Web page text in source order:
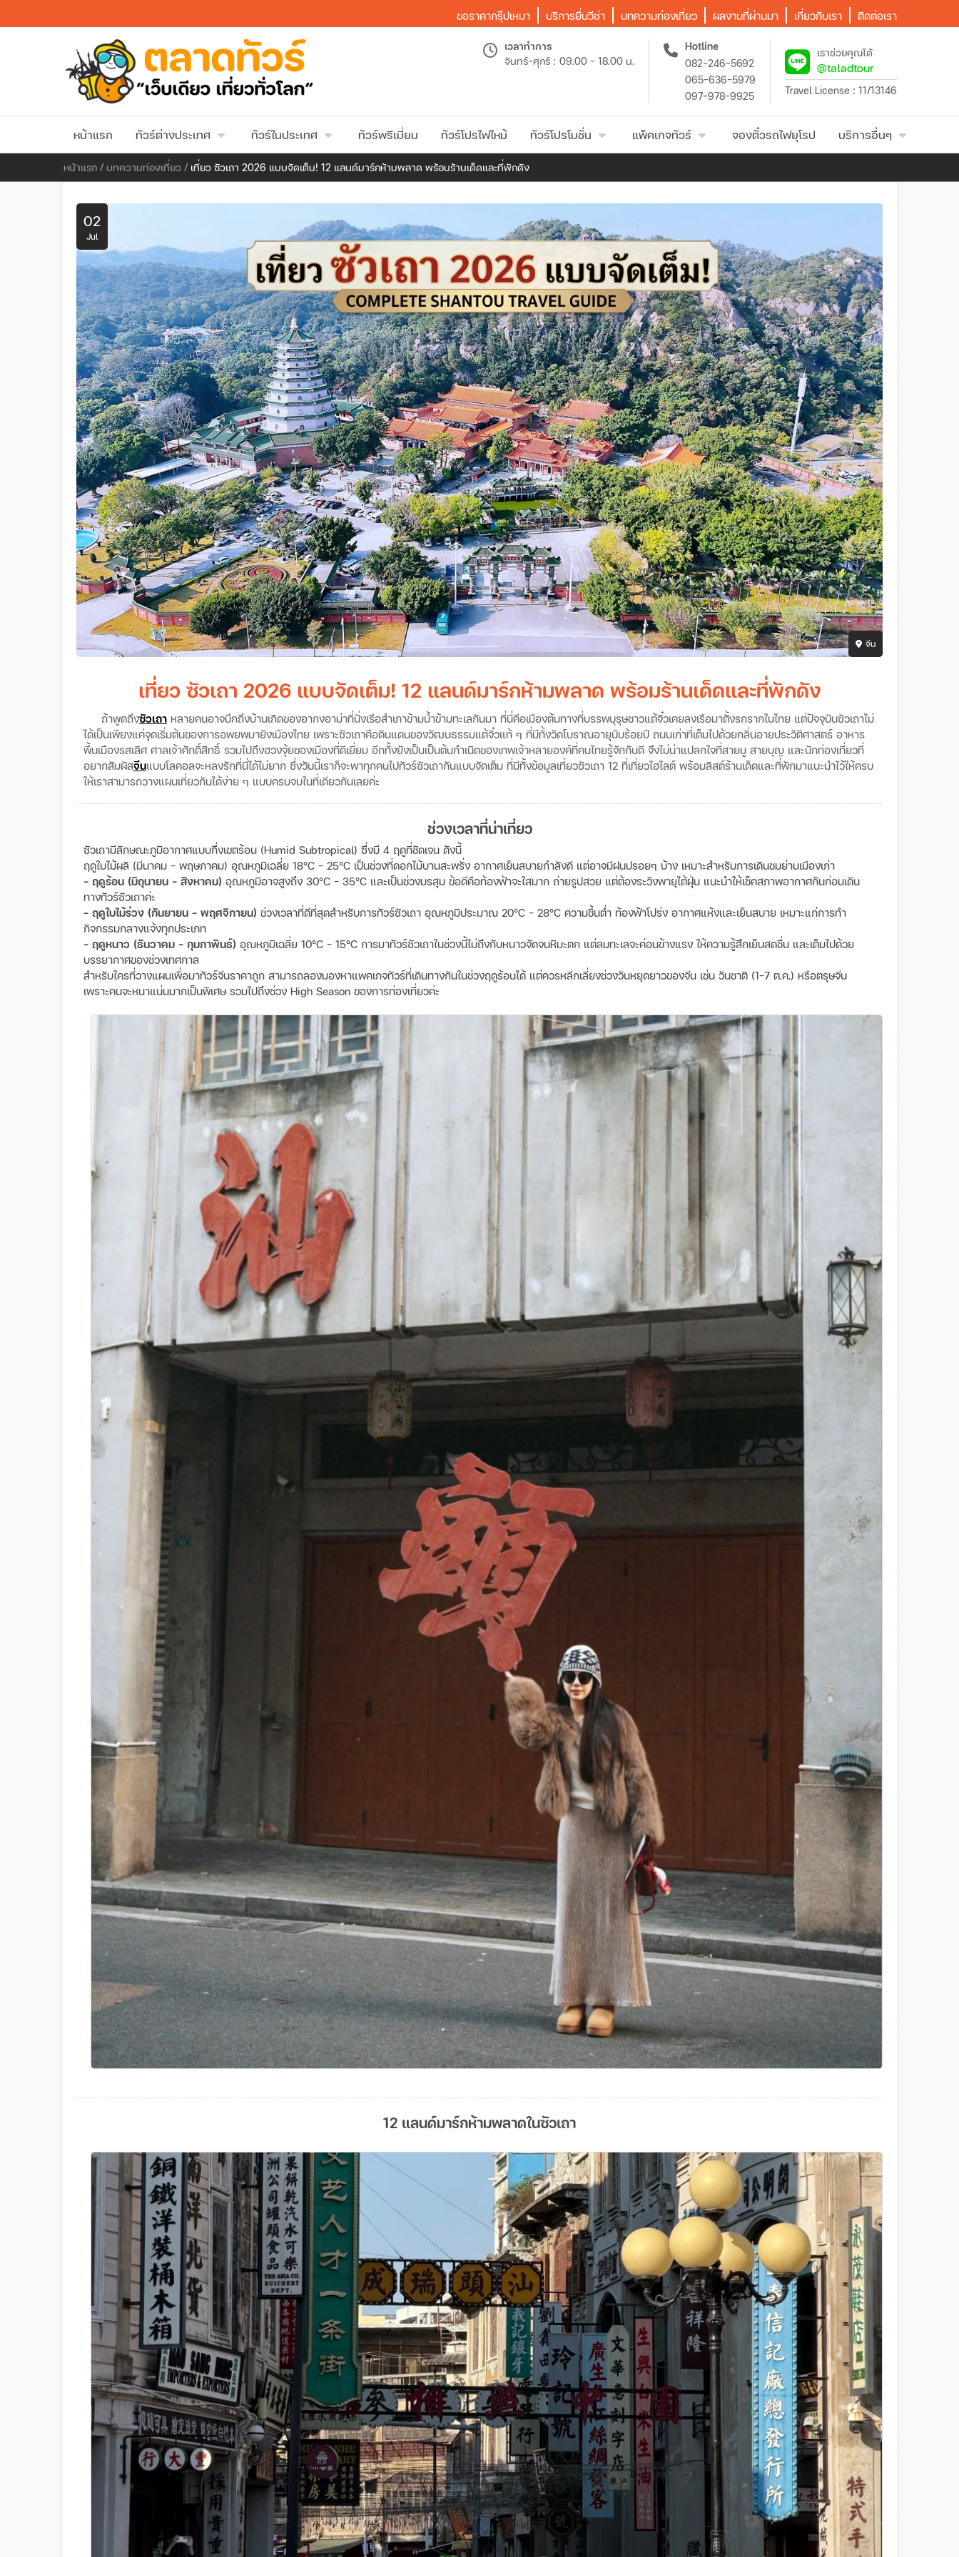
ขอราคากรุ๊ปเหมา บริการยื่นวีซ่า บทความท่องเที่ยว ผลงานที่ผ่านมา เกี่ยวกับเรา ติดต่อเรา
เวลาทำการ
จันทร์-ศุกร์ : 09.00 - 18.00 น.
Hotline
082-246-5692
065-636-5979
097-978-9925
เราช่วยคุณได้
@taladtour
Travel License : 11/13146
หน้าแรก ทัวร์ต่างประเทศ ทัวร์ในประเทศ ทัวร์พรีเมี่ยม ทัวร์โปรไฟไหม้ ทัวร์โปรโมชั่น แพ็คเกจทัวร์ จองตั๋วรถไฟยุโรป บริการอื่นๆ
หน้าแรก / บทความท่องเที่ยว / เที่ยว ซัวเถา 2026 แบบจัดเต็ม! 12 แลนด์มาร์กห้ามพลาด พร้อมร้านเด็ดและที่พักดัง
02
Jul
จีน
เที่ยว ซัวเถา 2026 แบบจัดเต็ม! 12 แลนด์มาร์กห้ามพลาด พร้อมร้านเด็ดและที่พักดัง
ถ้าพูดถึงซัวเถา หลายคนอาจนึกถึงบ้านเกิดของอากงอาม่าที่นั่งเรือสำเภาข้ามน้ำข้ามทะเลกันมา ที่นี่คือเมืองต้นทางที่บรรพบุรุษชาวแต้จิ๋วเคยลงเรือมาตั้งรกรากในไทย แต่ปัจจุบันซัวเถาไม่
ได้เป็นเพียงแค่จุดเริ่มต้นของการอพยพมายังเมืองไทย เพราะซัวเถาคือดินแดนของวัฒนธรรมแต้จิ๋วแท้ ๆ ที่มีทั้งวัดโบราณอายุนับร้อยปี ถนนเก่าที่เต็มไปด้วยกลิ่นอายประวัติศาสตร์ อาหาร
พื้นเมืองรสเลิศ ศาลเจ้าศักดิ์สิทธิ์ รวมไปถึงฮวงจุ้ยของเมืองที่ดีเยี่ยม อีกทั้งยังเป็นเป็นต้นกำเนิดของเทพเจ้าหลายองค์ที่คนไทยรู้จักกันดี จึงไม่น่าแปลกใจที่สายมู สายบุญ และนักท่องเที่ยวที่
อยากสัมผัสจีนแบบโลคอลจะหลงรักที่นี่ได้ไม่ยาก ซึ่งวันนี้เราก็จะพาทุกคนไปทัวร์ซัวเถากันแบบจัดเต็ม ที่มีทั้งข้อมูลเที่ยวซัวเถา 12 ที่เที่ยวไฮไลต์ พร้อมลิสต์ร้านเด็ดและที่พักมาแนะนำไว้ให้ครบ
ให้เราสามารถวางแผนเที่ยวกันได้ง่าย ๆ แบบครบจบในที่เดียวกันเลยค่ะ
ช่วงเวลาที่น่าเที่ยว
ซัวเถามีลักษณะภูมิอากาศแบบกึ่งเขตร้อน (Humid Subtropical) ซึ่งมี 4 ฤดูที่ชัดเจน ดังนี้
ฤดูใบไม้ผลิ (มีนาคม - พฤษภาคม) อุณหภูมิเฉลี่ย 18°C - 25°C เป็นช่วงที่ดอกไม้บานสะพรั่ง อากาศเย็นสบายกำลังดี แต่อาจมีฝนปรอยๆ บ้าง เหมาะสำหรับการเดินชมย่านเมืองเก่า
- ฤดูร้อน (มิถุนายน - สิงหาคม) อุณหภูมิอาจสูงถึง 30°C - 35°C และเป็นช่วงมรสุม ข้อดีคือท้องฟ้าจะใสมาก ถ่ายรูปสวย แต่ต้องระวังพายุไต้ฝุ่น แนะนำให้เช็คสภาพอากาศกันก่อนเดิน
ทางทัวร์ซัวเถาค่ะ
- ฤดูใบไม้ร่วง (กันยายน - พฤศจิกายน) ช่วงเวลาที่ดีที่สุดสำหรับการทัวร์ซัวเถา อุณหภูมิประมาณ 20°C - 28°C ความชื้นต่ำ ท้องฟ้าโปร่ง อากาศแห้งและเย็นสบาย เหมาะแก่การทำ
กิจกรรมกลางแจ้งทุกประเภท
- ฤดูหนาว (ธันวาคม - กุมภาพันธ์) อุณหภูมิเฉลี่ย 10°C - 15°C การมาทัวร์ซัวเถาในช่วงนี้ไม่ถึงกับหนาวจัดจนหิมะตก แต่ลมทะเลจะค่อนข้างแรง ให้ความรู้สึกเย็นสดชื่น และเต็มไปด้วย
บรรยากาศของช่วงเทศกาล
สำหรับใครที่วางแผนเพื่อมาทัวร์จีนราคาถูก สามารถลองมองหาแพคเกจทัวร์ที่เดินทางกันในช่วงฤดูร้อนได้ แต่ควรหลีกเลี่ยงช่วงวันหยุดยาวของจีน เช่น วันชาติ (1-7 ต.ค.) หรือตรุษจีน
เพราะคนจะหนาแน่นมากเป็นพิเศษ รวมไปถึงช่วง High Season ของการท่องเที่ยวค่ะ
12 แลนด์มาร์กห้ามพลาดในซัวเถา